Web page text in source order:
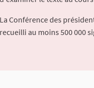
La Conférence des
recueilli au moins 500 000